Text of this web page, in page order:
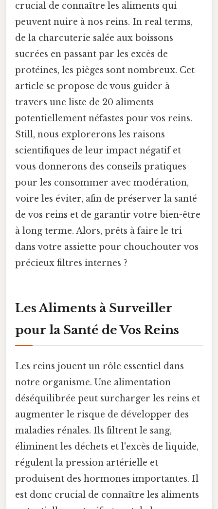
crucial de connaître les aliments qui
peuvent nuire à nos reins. In real terms,
de la charcuterie salée aux boissons
sucrées en passant par les excès de
protéines, les pièges sont nombreux. Cet
article se propose de vous guider à
travers une liste de 20 aliments
potentiellement néfastes pour vos reins.
Still, nous explorerons les raisons
scientifiques de leur impact négatif et
vous donnerons des conseils pratiques
pour les consommer avec modération,
voire les éviter, afin de préserver la santé
de vos reins et de garantir votre bien-être
à long terme. Alors, prêts à faire le tri
dans votre assiette pour chouchouter vos
précieux filtres internes ?
Les Aliments à Surveiller
pour la Santé de Vos Reins
Les reins jouent un rôle essentiel dans
notre organisme. Une alimentation
déséquilibrée peut surcharger les reins et
augmenter le risque de développer des
maladies rénales. Ils filtrent le sang,
éliminent les déchets et l'excès de liquide,
régulent la pression artérielle et
produisent des hormones importantes. Il
est donc crucial de connaître les aliments